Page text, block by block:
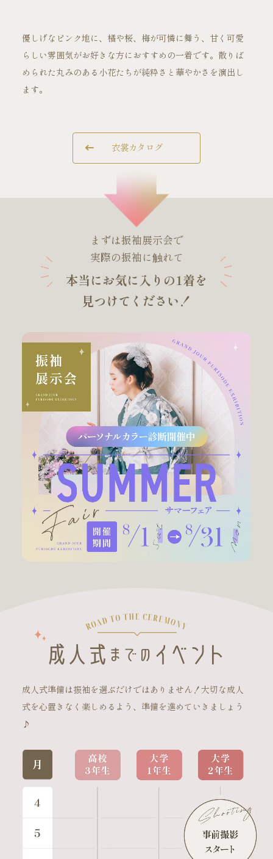
ご試着・見学予約
お問い合わせ
優しげなピンク地に、橘や桜、梅が可憐に舞う、甘く可愛
らしい雰囲気がお好きな方におすすめの一着です。散りば
められた丸みのある小花たちが純粋さと華やかさを演出し
ます。
衣裳カタログ
まずは振袖展示会で
実際の振袖に触れて
本当にお気に入りの1着を
見つけてください！
成人式準備は振袖を選ぶだけではありません！大切な成人
式を心置きなく楽しめるよう、準備を進めていきましょう
♪